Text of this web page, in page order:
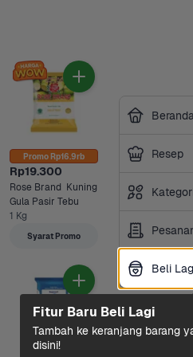
Promo Rp16.9rb
Rp19.300
Rose Brand  Kuning
Gula Pasir Tebu
1 Kg
Syarat Promo
Beranda
Resep
Beli
Beli
Fitur Baru Beli Lagi
Tambah ke keranjang barang
disini!